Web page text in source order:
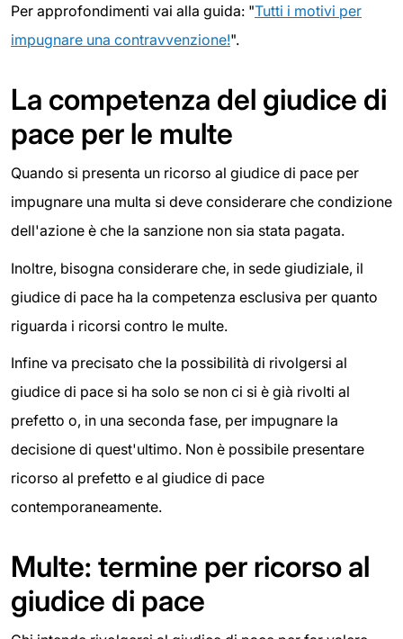
Per approfondimenti vai alla guida: "Tutti i motivi per
impugnare una contravvenzione!".
La competenza del giudice di
pace per le multe
Quando si presenta un ricorso al giudice di pace per
impugnare una multa si deve considerare che condizione
dell'azione è che la sanzione non sia stata pagata.
Inoltre, bisogna considerare che, in sede giudiziale, il
giudice di pace ha la competenza esclusiva per quanto
riguarda i ricorsi contro le multe.
Infine va precisato che la possibilità di rivolgersi al
giudice di pace si ha solo se non ci si è già rivolti al
prefetto o, in una seconda fase, per impugnare la
decisione di quest'ultimo. Non è possibile presentare
ricorso al prefetto e al giudice di pace
contemporaneamente.
Multe: termine per ricorso al
giudice di pace